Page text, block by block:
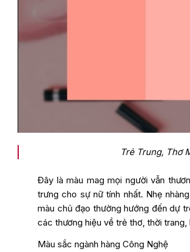
Trẻ Trung, Thơ
Đây là màu mag mọi người vẫn
trưng cho sự nữ tính nhất. Nhẹ
màu chủ đạo thường hướng đến dự
các thương hiệu về trẻ thơ, thời
Màu sắc ngành hàng Công Nghệ